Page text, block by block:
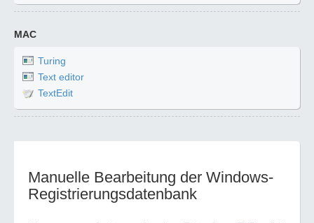
MAC
Turing
Text editor
TextEdit
Manuelle Bearbeitung der Windows-
Registrierungsdatenbank